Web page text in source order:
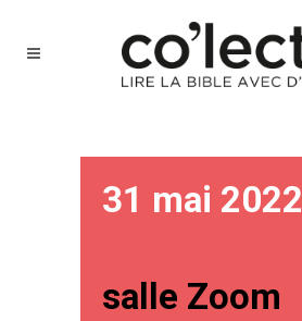
31 mai 2022
salle Zoom